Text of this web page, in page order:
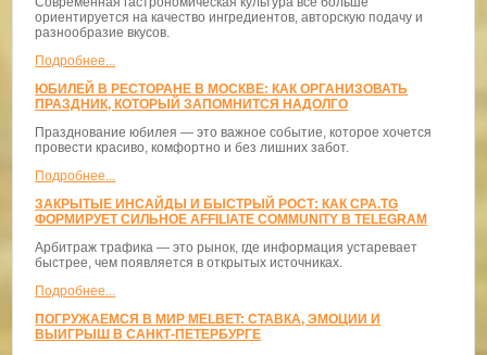
ориентируется на качество ингредиентов, авторскую подачу и
разнообразие вкусов.
Подробнее...
ЮБИЛЕЙ В РЕСТОРАНЕ В МОСКВЕ: КАК ОРГАНИЗОВАТЬ
ПРАЗДНИК, КОТОРЫЙ ЗАПОМНИТСЯ НАДОЛГО
Празднование юбилея — это важное событие, которое хочется
провести красиво, комфортно и без лишних забот.
Подробнее...
ЗАКРЫТЫЕ ИНСАЙДЫ И БЫСТРЫЙ РОСТ: КАК CPA.TG
ФОРМИРУЕТ СИЛЬНОЕ AFFILIATE COMMUNITY В TELEGRAM
Арбитраж трафика — это рынок, где информация устаревает
быстрее, чем появляется в открытых источниках.
Подробнее...
ПОГРУЖАЕМСЯ В МИР MELBET: СТАВКА, ЭМОЦИИ И
ВЫИГРЫШ В САНКТ-ПЕТЕРБУРГЕ